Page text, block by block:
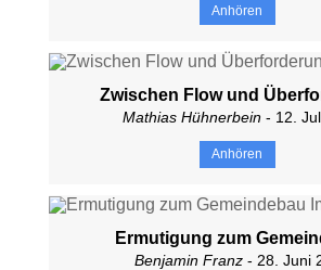
Anhören
Zwischen Flow und
Mathias Hühnerbein- 12.
Anhören
Ermutigung zum
Benjamin Franz - 28. Juni